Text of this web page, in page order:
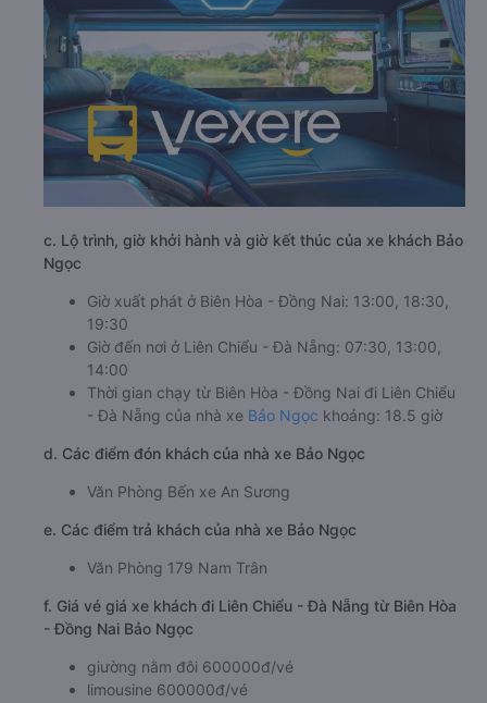
c. Lộ trình, giờ khởi hành và giờ kết thúc của xe khách Bảo
Ngọc
Giờ xuất phát ở Biên Hòa - Đồng Nai: 13:00, 18:30,
19:30
Giờ đến nơi ở Liên Chiểu - Đà Nẵng: 07:30, 13:00,
14:00
Thời gian chạy từ Biên Hòa - Đồng Nai đi Liên Chiểu
- Đà Nẵng của nhà xe Bảo Ngọc khoảng: 18.5 giờ
d. Các điểm đón khách của nhà xe Bảo Ngọc
Văn Phòng Bến xe An Sương
e. Các điểm trả khách của nhà xe Bảo Ngọc
Văn Phòng 179 Nam Trân
f. Giá vé giá xe khách đi Liên Chiểu - Đà Nẵng từ Biên Hòa
- Đồng Nai Bảo Ngọc
giường nằm đôi 600000đ/vé
limousine 600000đ/vé